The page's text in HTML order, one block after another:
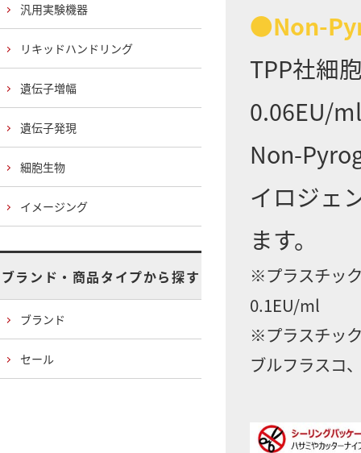
●Non-
TPP社細
0.06EU/
Non-
イロジェ
ます。
※プラスチッ
0.1EU/ml
※プラスチッ
ブルフラスコ
汎用実験機器
リキッドハンドリング
遺伝子増幅
遺伝子発現
細胞生物
イメージング
ブランド・商品タイプから探す
ブランド
セール